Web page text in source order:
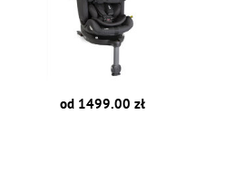
od 1499.00 zł